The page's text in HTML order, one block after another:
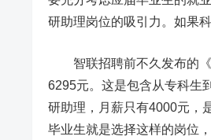
研助理岗位的吸引力。如果
智联招聘前不久发布的《
6295元。这是包含从专科生
研助理，月薪只有4000元，
毕业生就是选择这样的岗位